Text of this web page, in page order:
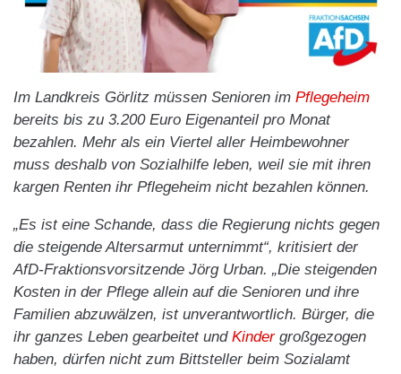
Im Landkreis Görlitz müssen Senioren im Pflegeheim
bereits bis zu 3.200 Euro Eigenanteil pro Monat
bezahlen. Mehr als ein Viertel aller Heimbewohner
muss deshalb von Sozialhilfe leben, weil sie mit ihren
kargen Renten ihr Pflegeheim nicht bezahlen können.
„Es ist eine Schande, dass die Regierung nichts gegen
die steigende Altersarmut unternimmt“, kritisiert der
AfD-Fraktionsvorsitzende Jörg Urban. „Die steigenden
Kosten in der Pflege allein auf die Senioren und ihre
Familien abzuwälzen, ist unverantwortlich. Bürger, die
ihr ganzes Leben gearbeitet und Kindergroßgezogen
haben, dürfen nicht zum Bittsteller beim Sozialamt